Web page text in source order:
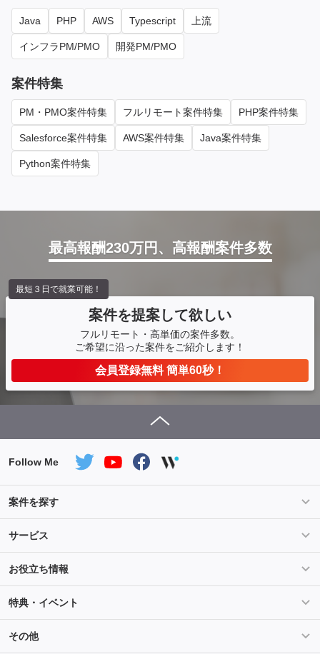
Java PHP AWS Typescript 上流
インフラPM/PMO 開発PM/PMO
案件特集
PM・PMO案件特集 フルリモート案件特集 PHP案件特集
Salesforce案件特集 AWS案件特集 Java案件特集
Python案件特集
最高報酬230万円、高報酬案件多数
案件を提案して欲しい
フルリモート・高単価の案件多数。
ご希望に沿った案件をご紹介します！
会員登録無料 簡単60秒！
最短３日で就業可能！
Follow Me
案件を探す
条件を指定して案件を探す
Salesforce案件特集 AWS案件特集
サービス
サービス紹介
ご登録から参画までの流れ フリーランスの声
お役立ち情報
ライフ
キャリア スキル・テクノロジー
特典・イベント
セミナー
その他